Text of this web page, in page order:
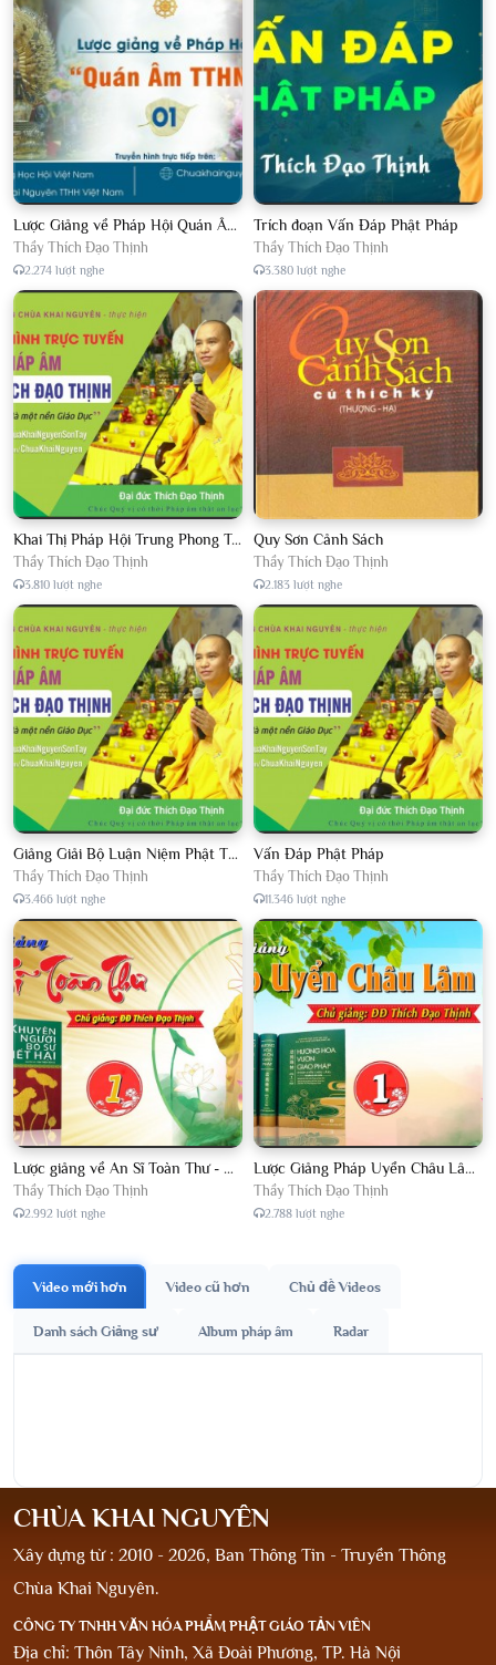
Lược Giảng về Pháp Hội Quán Âm TTHN lần 2
Thầy Thích Đạo Thịnh
2.274 lượt nghe
Trích đoạn Vấn Đáp Phật Pháp
Thầy Thích Đạo Thịnh
3.380 lượt nghe
Khai Thị Pháp Hội Trung Phong Tam Thời Hệ Niệm
Thầy Thích Đạo Thịnh
3.810 lượt nghe
Quy Sơn Cảnh Sách
Thầy Thích Đạo Thịnh
2.183 lượt nghe
Giảng Giải Bộ Luận Niệm Phật Thập Yếu Năm 2018
Thầy Thích Đạo Thịnh
3.466 lượt nghe
Vấn Đáp Phật Pháp
Thầy Thích Đạo Thịnh
11.346 lượt nghe
Lược giảng về An Sĩ Toàn Thư - Chủ giảng Đại Đức Thích Đạo Thịnh
Thầy Thích Đạo Thịnh
2.992 lượt nghe
Lược Giảng Pháp Uyển Châu Lâm, Chủ giảng Đại Đức Thích Đạo Thịnh
Thầy Thích Đạo Thịnh
2.788 lượt nghe
Video mới hơn Video cũ hơn Chủ đề Videos
Danh sách Giảng sư Album pháp âm Radar
CHÙA KHAI NGUYÊN
Xây dựng từ : 2010 - 2026, Ban Thông Tin - Truyền Thông
Chùa Khai Nguyên.
CÔNG TY TNHH VĂN HÓA PHẨM PHẬT GIÁO TẢN VIÊN
Địa chỉ: Thôn Tây Ninh, Xã Đoài Phương, TP. Hà Nội